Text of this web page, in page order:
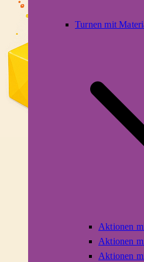
Turnen mit
Aktionen
Aktionen
Aktionen